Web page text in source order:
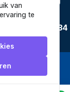
bijWebwinkel
3634
van
te